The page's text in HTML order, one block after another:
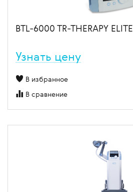
BTL-6000 TR-THERAPY ELITE
Узнать цену
В избранное
В сравнение